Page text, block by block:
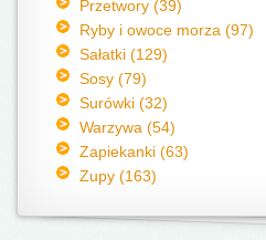
Przetwory (39)
Ryby i owoce morza (97)
Sałatki (129)
Sosy (79)
Surówki (32)
Warzywa (54)
Zapiekanki (63)
Zupy (163)